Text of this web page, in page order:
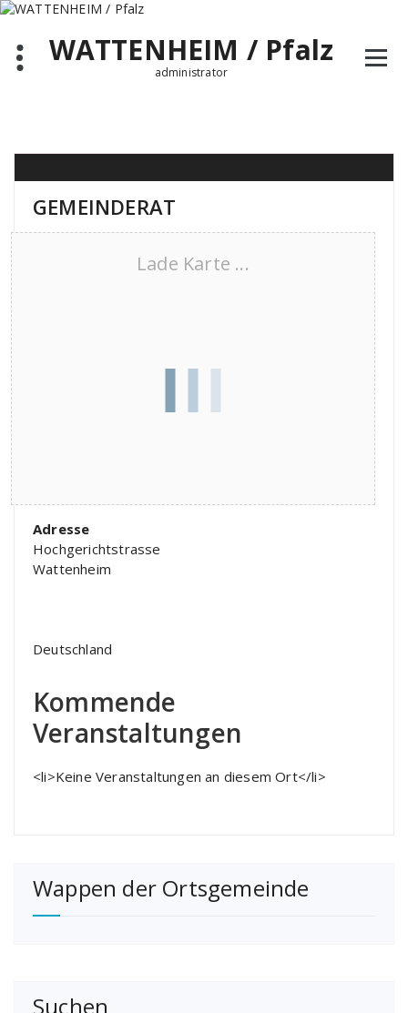
Zum
springenWATTENHEIM / Pfalz
administrator
GEMEINDERAT
Lade Karte ...
Adresse
Hochgerichtstrasse
Wattenheim
Deutschland
Kommende
Veranstaltungen
<li>Keine Veranstaltungen an diesem Ort</li>
Wappen der Ortsgemeinde
Suchen